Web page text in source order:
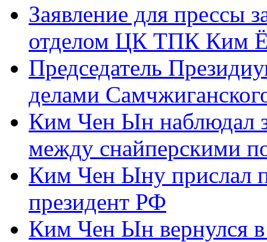
Заявление для прессы
отделом ЦК ТПК Ким
Председатель
делами
Ким Чен Ын наблюдал
между снайперскими
Ким Чен Ыну прислал
президент РФ
Ким Чен Ын вернулся